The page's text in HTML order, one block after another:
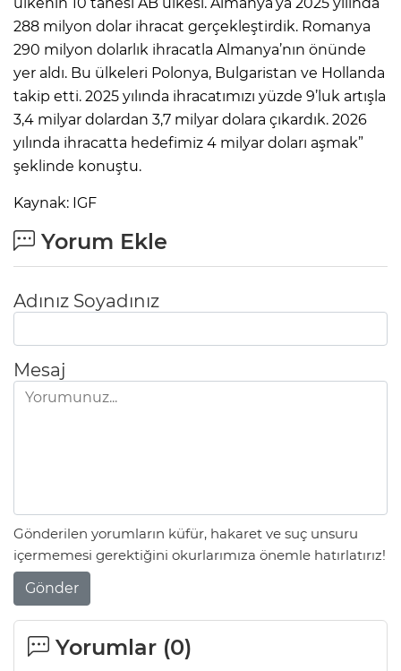
288 milyon dolar ihracat gerçekleştirdik. Romanya
290 milyon dolarlık ihracatla Almanya’nın önünde
yer aldı. Bu ülkeleri Polonya, Bulgaristan ve Hollanda
takip etti. 2025 yılında ihracatımızı yüzde 9’luk artışla
3,4 milyar dolardan 3,7 milyar dolara çıkardık. 2026
yılında ihracatta hedefimiz 4 milyar doları aşmak”
şeklinde konuştu.
Kaynak: IGF
Yorum Ekle
Adınız Soyadınız
Mesaj
Gönderilen yorumların küfür, hakaret ve suç unsuru
içermemesi gerektiğini okurlarımıza önemle hatırlatırız!
Gönder
Yorumlar (0)